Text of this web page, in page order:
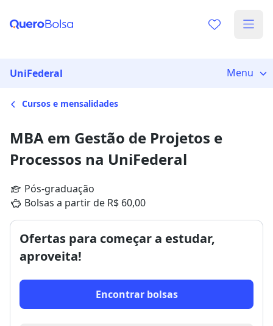
UniFederal Menu
Cursos e mensalidades
MBA em Gestão de Projetos e
Processos na UniFederal
Pós-graduação
Bolsas a partir de R$ 60,00
Ofertas para começar a estudar,
aproveita!
Encontrar bolsas